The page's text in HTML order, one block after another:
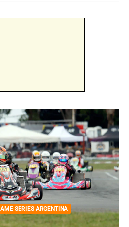
IAME SERIES ARGENTINA